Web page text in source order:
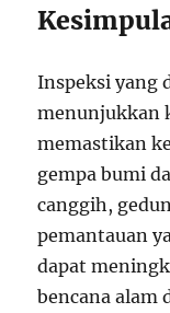
Inspeksi yang
menunjukkan
memastikan
gempa bumi
canggih,
pemantauan
dapat
bencana alam